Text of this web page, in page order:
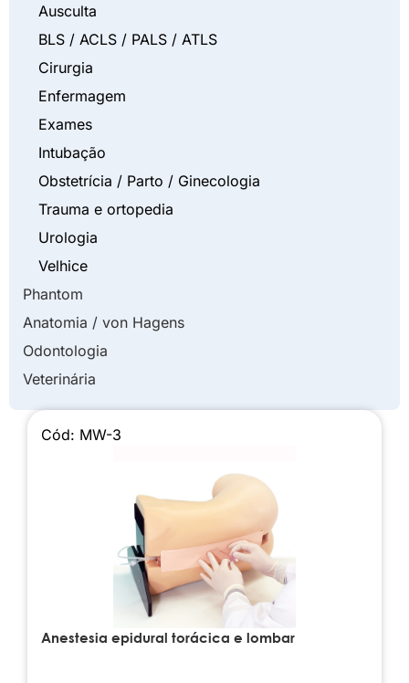
Ausculta
BLS / ACLS / PALS / ATLS
Cirurgia
Enfermagem
Exames
Intubação
Obstetrícia / Parto / Ginecologia
Trauma e ortopedia
Urologia
Velhice
Phantom
Anatomia / von Hagens
Odontologia
Veterinária
Cód: MW-3
Anestesia epidural torácica e lombar